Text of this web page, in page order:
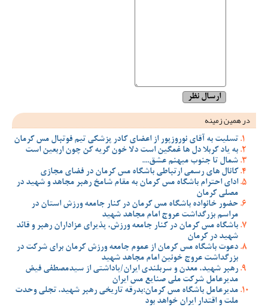
در همین زمینه
تسلیت به آقای نوروزپور از اعضای کادر پزشکی تیم فوتبال مس کرمان
به یاد کربلا دل ها غمگین است دلا خون گریه کن چون اربعین است
شمال تا جنوب میهنم عشق....
کانال های رسمی ارتباطی باشگاه مس کرمان در فضای مجازی
ادای احترام باشگاه مس کرمان به مقام شامخ رهبر مجاهد و شهید در
مصلی کرمان
حضور خانواده باشگاه مس کرمان در کنار جامعه ورزش استان در
مراسم بزرگداشت عروج امام مجاهد شهید
باشگاه مس کرمان در کنار جامعه ورزش، پذیرای عزاداران رهبر و قائد
شهید در کرمان
دعوت باشگاه مس کرمان از عموم جامعه ورزش کرمان برای شرکت در
بزرگداشت عروج خونین امام مجاهد شهید
رهبر شهید، معدن و سربلندی ایران/یاداشتی از سیدمصطفی‌‌ فیض
مدیرعامل شرکت ملی صنایع مس ایران
مدیرعامل باشگاه مس کرمان:بدرقه تاریخی رهبر شهید، تجلی وحدت
ملت و اقتدار ایران خواهد بود